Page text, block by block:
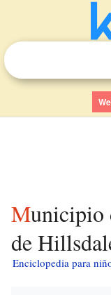
Municipio de Wright (condado
de
Enciclopedia para